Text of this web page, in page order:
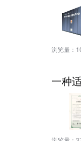
浏览量：
一种